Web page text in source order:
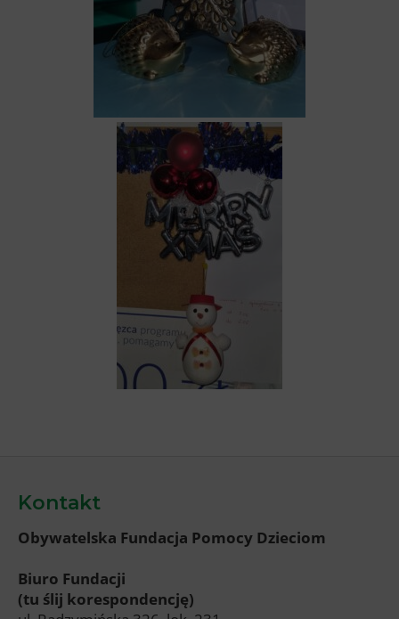
Kontakt
Obywatelska Fundacja Pomocy Dzieciom
Biuro Fundacji
(tu ślij korespondencję)